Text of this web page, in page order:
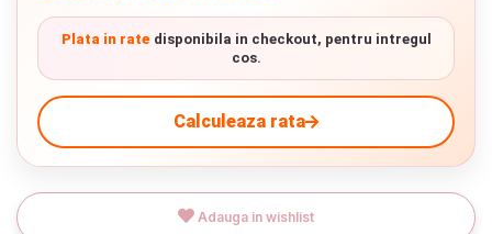
Regulament giveaway
Showroom
Q & A
Plata in ratedisponibila in checkout, pentru intregul
cos.
Calculeaza rata
Adauga in wishlist
Chrome cu detalii negre
Livrare prin curier in Romania si in Uniunea